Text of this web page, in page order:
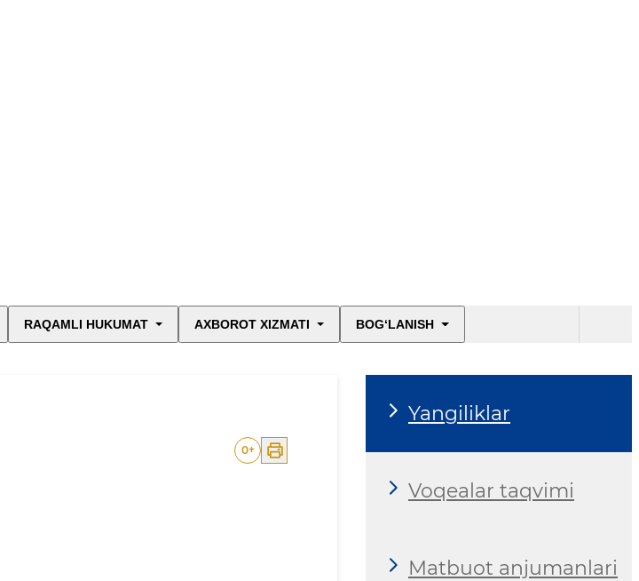
RAQAMLI HUKUMAT AXBOROT XIZMATI BOG‘LANISH
0+
Yangiliklar
Voqealar taqvimi
Matbuot anjumanlari